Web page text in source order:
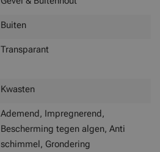
Buiten
Transparant
Kwasten
Ademend, Impregnerend,
Bescherming tegen algen, Anti
schimmel, Grondering